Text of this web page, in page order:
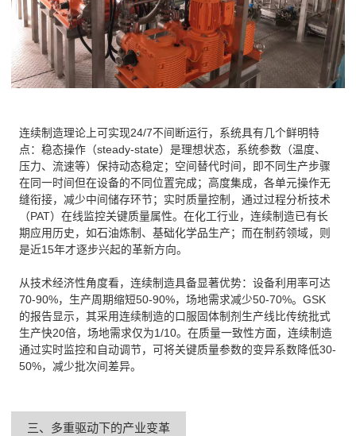
连续制造理论上可实现24/7不间断运行，系统具有几个鲜明特
点：稳态操作（steady-state）是理想状态，系统参数（温度、
压力、流速等）保持动态稳定；空间替代时间，即不同生产步骤
在同一时间但在设备的不同位置完成；高度集成，各单元操作无
缝衔接，减少中间储存环节；实时质量控制，通过过程分析技术
（PAT）在线监控关键质量属性。在化工行业，连续制造已有长
期应用历史，如石油炼制、基础化学品生产；而在制药领域，则
是近15年才逐步兴起的革新方向。
从技术经济性角度看，连续制造具备显著优势：设备利用率可达
70-90%，生产周期缩短50-90%，场地需求减少50-70%。GSK
的报告显示，其采用连续制造的口服固体制剂生产线比传统批式
生产快20倍，场地需求仅为1/10。在质量一致性方面，连续制造
通过实时监控和自动调节，可将关键质量参数的变异系数降低30-
50%，减少批次间差异。
三、多重驱动下的产业变革